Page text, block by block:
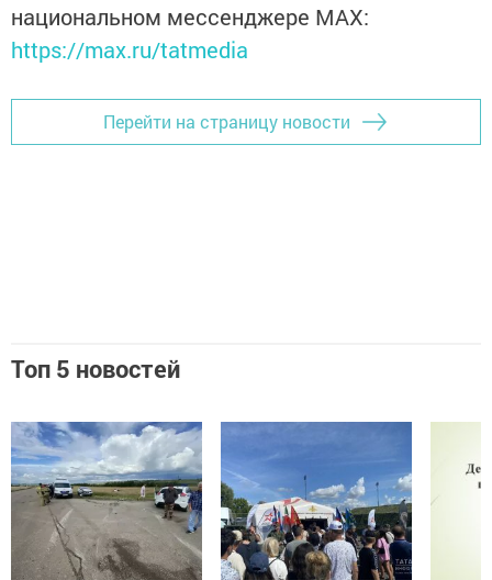
национальном мессенджере MАХ:
https://max.ru/tatmedia
Перейти на страницу новости
Топ 5 новостей